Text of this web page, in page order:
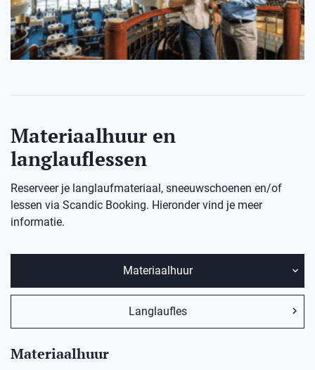
Materiaalhuur en
langlauflessen
Reserveer je langlaufmateriaal, sneeuwschoenen en/of
lessen via Scandic Booking. Hieronder vind je meer
informatie.
Materiaalhuur
Langlaufles
Materiaalhuur